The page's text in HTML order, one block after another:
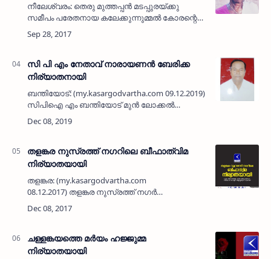
നീലേശ്വരം: തെരു മുത്തപ്പന്‍ മടപ്പുരയ്ക്കു
സമീപം പരേതനായ കലേക്കുന്നുമ്മല്‍ കോരന്റെ
ഭാര്യ കളത്തില്‍ കുഞ്ഞിപ്പെണ്ണ് (85)
നിര്യാതയായി. മക്കള്‍: ബാലകൃഷ്ണന്‍ (മടയന്‍,
സി പി എം നേതാവ് നാരായണന്‍ ബേരിക്ക
നിര്യാതനായി
ബന്തിയോട്: (my.kasargodvartha.com 09.12.2019)
സിപിഐ എം ബന്തിയോട് മുന്‍ ലോക്കല്‍
സെക്രട്ടറിയും ബന്തിയോട് മത്സ്യത്തൊഴിലാളി
സഹകരണ സംഘം പ്രസിഡന്റുമായ
തളങ്കര നുസ്രത്ത് നഗറിലെ ബീഫാത്വിമ
നിര്യാതയായി
തളങ്കര: (my.kasargodvartha.com
08.12.2017) തളങ്കര നുസ്രത്ത് നഗര്‍
ഹാജറാബാഗ് ഹൗസില്‍ പരേതനായ കെ.എസ്
അബ്ദുല്ലയുടെ ഭാര്യ ബീഫാത്വിമ (75)
ചള്ളങ്കയത്തെ മർയം ഹജ്ജുമ്മ
നിര്യാതയായി